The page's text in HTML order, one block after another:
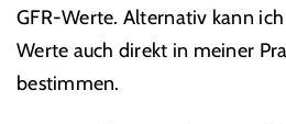
GFR-Werte. Alternativ kann
Werte auch direkt in meiner
bestimmen.